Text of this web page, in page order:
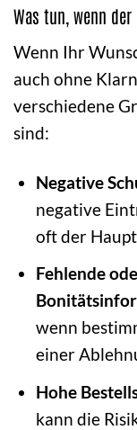
Was tun, wenn
Wenn Ihr
auch ohne
verschiedene
sind:
Negative
negative
oft der
Fehlende
wenn
einer
Hohe
kann die